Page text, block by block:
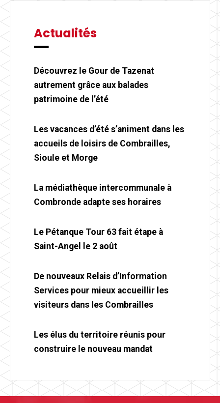
Actualités
Découvrez le Gour de Tazenat
autrement grâce aux balades
patrimoine de l’été
Les vacances d’été s’animent dans les
accueils de loisirs de Combrailles,
Sioule et Morge
La médiathèque intercommunale à
Combronde adapte ses horaires
Le Pétanque Tour 63 fait étape à
Saint-Angel le 2 août
De nouveaux Relais d’Information
Services pour mieux accueillir les
visiteurs dans les Combrailles
Les élus du territoire réunis pour
construire le nouveau mandat